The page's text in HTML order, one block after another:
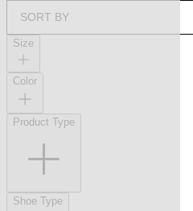
SORT BY
Size
Color
Product Type
Shoe Type